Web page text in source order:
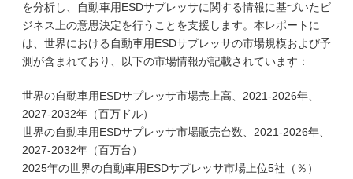
を分析し、自動車用ESDサプレッサに関する情報に基づいたビ
ジネス上の意思決定を行うことを支援します。本レポートに
は、世界における自動車用ESDサプレッサの市場規模および予
測が含まれており、以下の市場情報が記載されています：
世界の自動車用ESDサプレッサ市場売上高、2021-2026年、
2027-2032年（百万ドル）
世界の自動車用ESDサプレッサ市場販売台数、2021-2026年、
2027-2032年（百万台）
2025年の世界の自動車用ESDサプレッサ市場上位5社（％）